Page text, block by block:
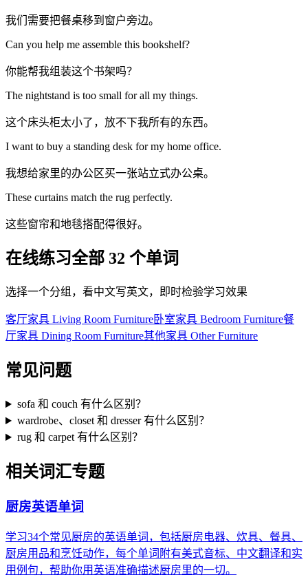
我们需要把餐桌移到窗户旁边。
Can you help me assemble this bookshelf?
你能帮我组装这个书架吗？
The nightstand is too small for all my things.
这个床头柜太小了，放不下我所有的东西。
I want to buy a standing desk for my home office.
我想给家里的办公区买一张站立式办公桌。
These curtains match the rug perfectly.
这些窗帘和地毯搭配得很好。
在线练习全部 32 个单词
选择一个分组，看中文写英文，即时检验学习效果
客厅家具 Living Room Furniture卧室家具 Bedroom Furniture餐
厅家具 Dining Room Furniture其他家具 Other Furniture
常见问题
sofa 和 couch 有什么区别？
wardrobe、closet 和 dresser 有什么区别？
rug 和 carpet 有什么区别？
相关词汇专题
厨房英语单词
学习34个常见厨房的英语单词，包括厨房电器、炊具、餐具、
厨房用品和烹饪动作，每个单词附有美式音标、中文翻译和实
用例句，帮助你用英语准确描述厨房里的一切。